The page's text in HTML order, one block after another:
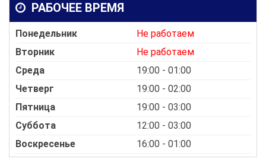
РАБОЧЕЕ ВРЕМЯ
Понедельник
Не работаем
Вторник
Не работаем
Среда
19:00 - 01:00
Четверг
19:00 - 02:00
Пятница
19:00 - 03:00
Суббота
12:00 - 03:00
Воскресенье
16:00 - 01:00